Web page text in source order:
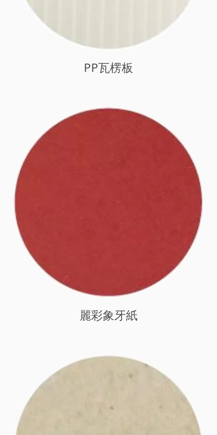
PP瓦楞板
麗彩象牙紙